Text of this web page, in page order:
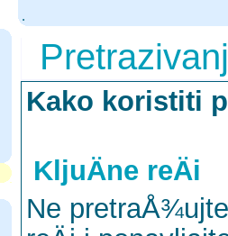
.
Kako koristiti
KljuÄne reÄi
Ne